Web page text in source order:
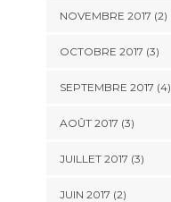
NOVEMBRE 2017 (2)
OCTOBRE 2017 (3)
SEPTEMBRE 2017 (4)
AOÛT 2017 (3)
JUILLET 2017 (3)
JUIN 2017 (2)